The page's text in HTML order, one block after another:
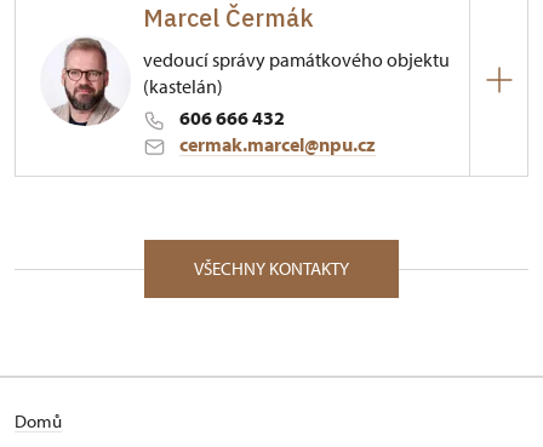
Marcel Čermák
vedoucí správy památkového objektu
(kastelán)
606 666 432
cermak.marcel@npu.cz
1/, Červené Poříčí 1 34012
VŠECHNY KONTAKTY
Domů